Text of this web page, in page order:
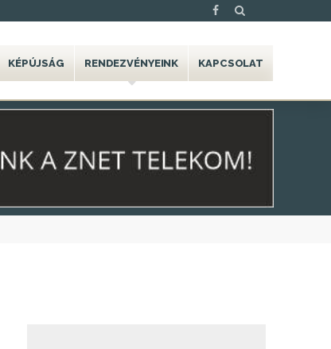
KÉPÚJSÁG RENDEZVÉNYEINK KAPCSOLAT